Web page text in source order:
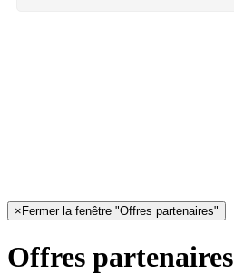
× Fermer la fenêtre "Offres partenaires"
Offres partenaires